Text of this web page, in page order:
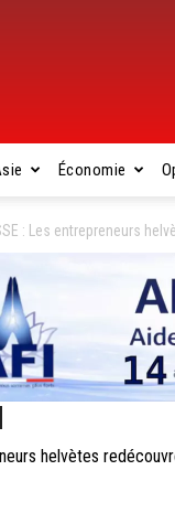
Économie
: Les entrepreneurs
helvètes